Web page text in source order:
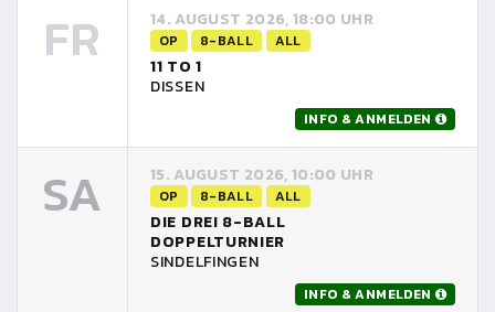
FR 14. AUGUST 2026, 18:00 UHR
OP 8-BALL ALL
11 TO 1
DISSEN
INFO & ANMELDEN
SA 15. AUGUST 2026, 10:00 UHR
OP 8-BALL ALL
DIE DREI 8-BALL
DOPPELTURNIER
SINDELFINGEN
INFO & ANMELDEN